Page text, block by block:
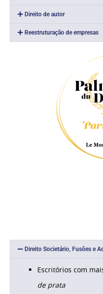
Direito de autor
Reestruturação de empresas
Direito Societário, Fusões e
Escritórios com
de prata